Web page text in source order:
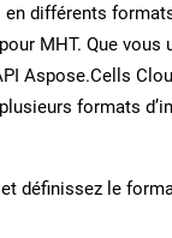
différents
MHT. Que vous
Aspose.Cells
formats
et définissez le